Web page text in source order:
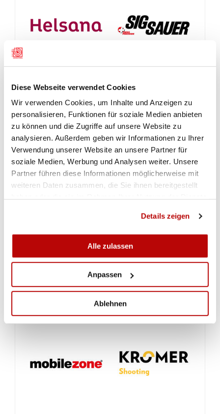
Diese Webseite verwendet Cookies
Wir verwenden Cookies, um Inhalte und Anzeigen zu
personalisieren, Funktionen für soziale Medien anbieten
zu können und die Zugriffe auf unsere Website zu
analysieren. Außerdem geben wir Informationen zu Ihrer
Verwendung unserer Website an unsere Partner für
soziale Medien, Werbung und Analysen weiter. Unsere
Partner führen diese Informationen möglicherweise mit
weiteren Daten zusammen, die Sie ihnen bereitgestellt
Details zeigen
Alle zulassen
Anpassen
Ablehnen